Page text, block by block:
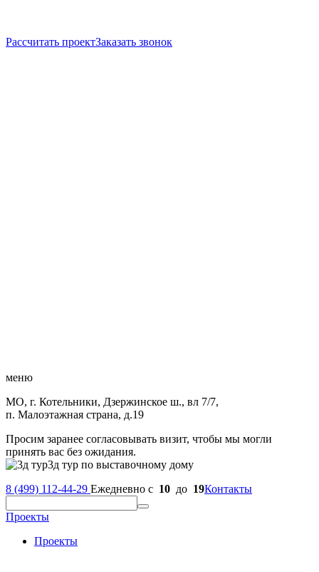
Рассчитать проектЗаказать звонок
меню
МО, г. Котельники, Дзержинское ш., вл 7/7,
п. Малоэтажная страна, д.19
Просим заранее согласовывать визит, чтобы мы могли
принять вас без ожидания.
3д тур по выставочному дому
8 (499) 112-44-29 Ежедневно с 10 до 19Контакты
Проекты
Проекты